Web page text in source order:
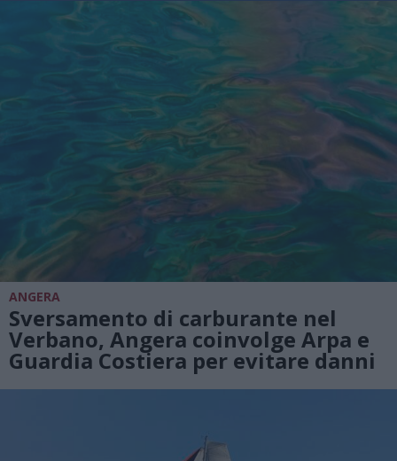
ANGERA
Sversamento di carburante nel
Verbano, Angera coinvolge Arpa e
Guardia Costiera per evitare danni